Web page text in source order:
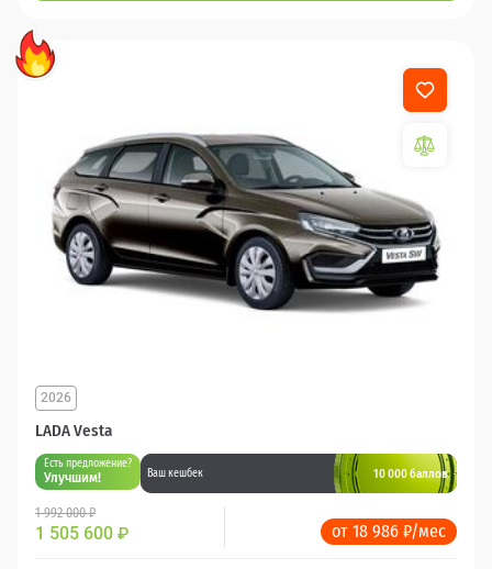
LADA Vesta
2026
Есть предложение?
Улучшим! Ваш кешбек 10 000 баллов
1 992 000 ₽
1 505 600 ₽ от 18 986 ₽/мес